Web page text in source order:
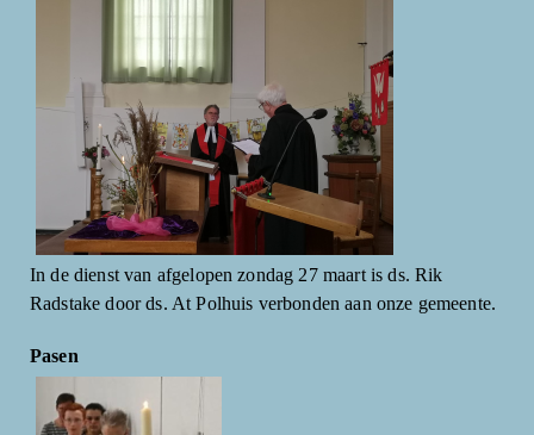
In de dienst van afgelopen zondag 27 maart is ds. Rik
Radstake door ds. At Polhuis verbonden aan onze gemeente.
Pasen